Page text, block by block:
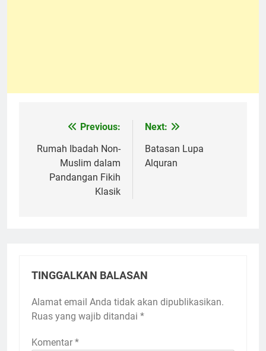
Navigasi
pos
Previous:
Rumah Ibadah Non-
Muslim dalam
Pandangan Fikih
Klasik
Next:
Batasan Lupa
Alquran
TINGGALKAN BALASAN
Alamat email Anda tidak akan dipublikasikan.
Ruas yang wajib ditandai *
Komentar *